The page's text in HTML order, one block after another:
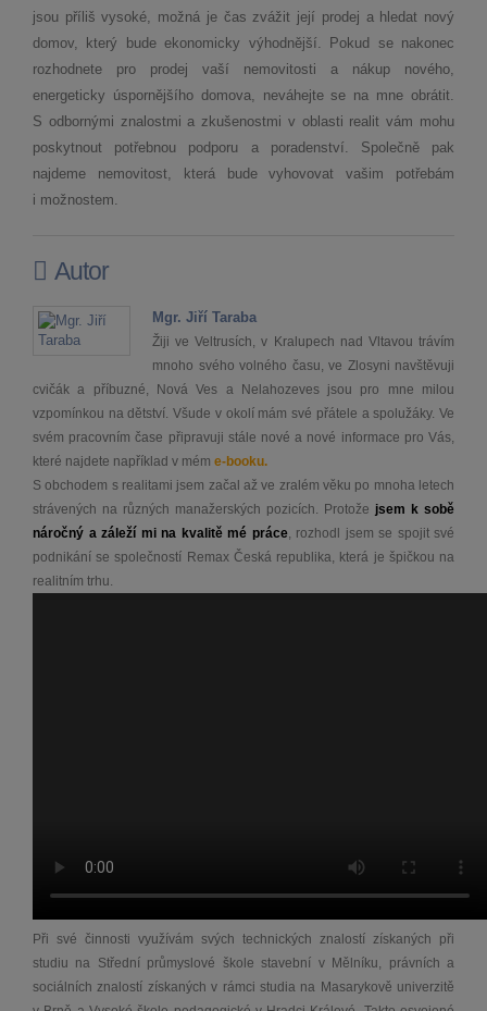
jsou příliš vysoké, možná je čas zvážit její prodej a hledat nový
domov, který bude ekonomicky výhodnější. Pokud se nakonec
rozhodnete pro prodej vaší nemovitosti a nákup nového,
energeticky úspornějšího domova, neváhejte se na mne obrátit.
S odbornými znalostmi a zkušenostmi v oblasti realit vám mohu
poskytnout potřebnou podporu a poradenství. Společně pak
najdeme nemovitost, která bude vyhovovat vašim potřebám
i možnostem.
Autor
Mgr. Jiří Taraba
Žiji ve Veltrusích, v Kralupech nad Vltavou trávím
mnoho svého volného času, ve Zlosyni navštěvuji
cvičák a příbuzné, Nová Ves a Nelahozeves jsou pro mne milou
vzpomínkou na dětství. Všude v okolí mám své přátele a spolužáky. Ve
svém pracovním čase připravuji stále nové a nové informace pro Vás,
které najdete například v mém e-booku.
S obchodem s realitami jsem začal až ve zralém věku po mnoha letech
strávených na různých manažerských pozicích. Protože jsem k sobě
náročný a záleží mi na kvalitě mé práce, rozhodl jsem se spojit své
podnikání se společností Remax Česká republika, která je špičkou na
realitním trhu.
Při své činnosti využívám svých technických znalostí získaných při
studiu na Střední průmyslové škole stavební v Mělníku, právních a
sociálních znalostí získaných v rámci studia na Masarykově univerzitě